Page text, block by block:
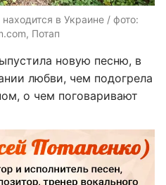
в Украине / фото:
Потап
новую песню, в
любви, чем подогрела
о чем поговаривают